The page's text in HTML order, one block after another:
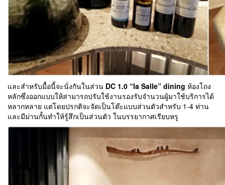
และสำหรับมื้อนี้จะนั่งกันในส่วน DC 1.0 “la Salle” dining ห้องโถง
หลักซึ่งออกแบบให้สามารถปรับใช้งานรองรับจำนวนผู้มาใช้บริการได้
หลากหลาย แต่โดยปรกติจะจัดเป็นโต๊ะแบบส่วนตัวสำหรับ 1-4 ท่าน
และมีม่านกั้นทำให้รู้สึกเป็นส่วนตัว ในบรรยากาศเรียบหรู